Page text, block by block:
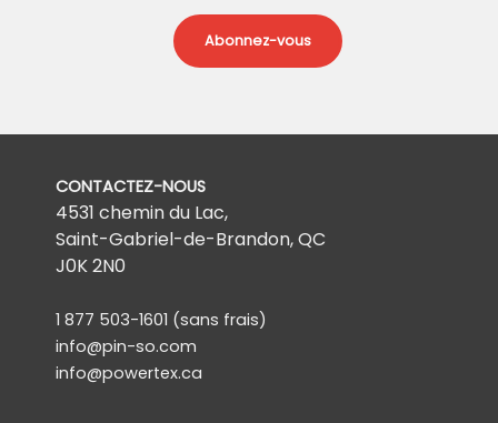
CONTACTEZ-NOUS
4531 chemin du Lac,
Saint-Gabriel-de-Brandon, QC
J0K 2N0
1 877 503-1601 (sans frais)
info@pin-so.com
info@powertex.ca